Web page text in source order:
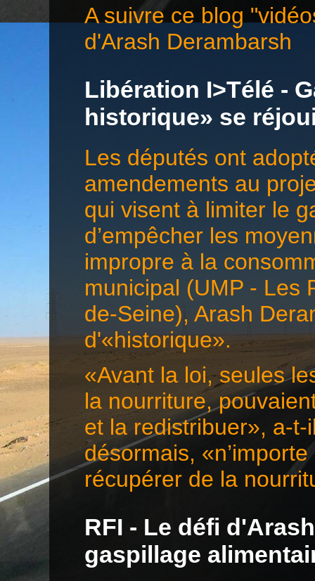
A suivre ce blog
d'Arash Derambarsh
Libération I>Télé -
historique» se
Les députés ont
amendements au
qui visent à limiter le
d’empêcher les
impropre à la
municipal (UMP - Les
de-Seine), Arash
d'«historique».
«Avant la loi, seules
la nourriture,
et la redistribuer», a-
désormais,
récupérer de la
RFI - Le défi
gaspillage